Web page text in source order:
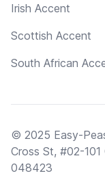
Irish Accent
Scottish Accent
South African
© 2025 Easy-
Cross St, #02-
048423